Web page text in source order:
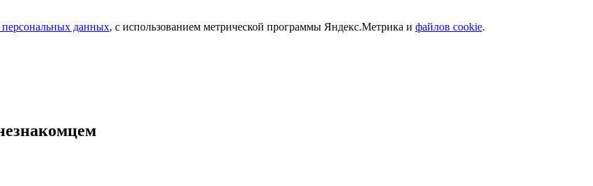
данных, с использованием метрической программы Яндекс.Метрика и файлов cookie.